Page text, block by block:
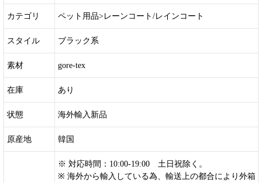
カテゴリ ペット用品>レーンコート/レインコート
スタイル ブラック系
素材 gore-tex
在庫 あり
状態 海外輸入新品
原産地 韓国
※ 対応時間：10:00-19:00 土日祝除く。
※ 海外から輸入している為、輸送上の都合により外箱